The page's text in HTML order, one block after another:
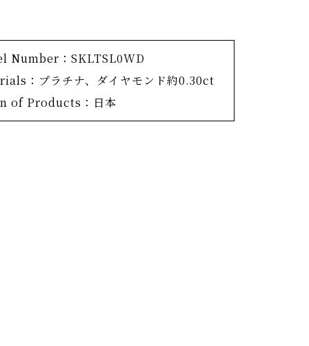
「六花-りっか-」コレクション。
イヤモンドと貴金属の六角形のネックレ
揺れるチェーンが、胸元に上品な華やかさを
Number：SKLTSL0WD
：プラチナ、ダイヤモンド約0.30ct
of Products：日本